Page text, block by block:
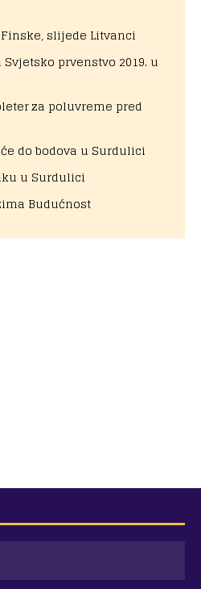
slijede Litvanci
prvenstvo 2019. u
za poluvreme pred
do bodova u Surdulici
u Surdulici
Budućnost